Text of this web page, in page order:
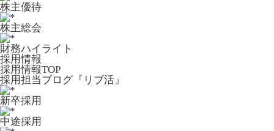
株主優待
株主総会
財務ハイライト
採用情報
採用情報TOP
採用担当ブログ『リブ活』
新卒採用
中途採用